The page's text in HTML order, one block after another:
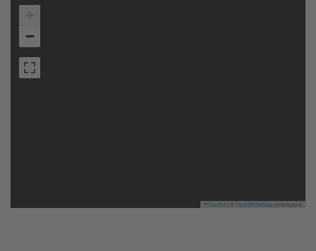
−
Leaflet OpenStreetMapcontributors